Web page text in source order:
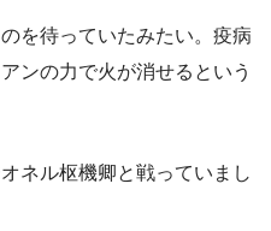
を待っていたみたい。疫病
ンの力で火が消せるという
ネル枢機卿と戦っていまし